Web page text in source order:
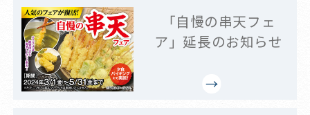
「自慢の串天フェ
ア」延長のお知らせ